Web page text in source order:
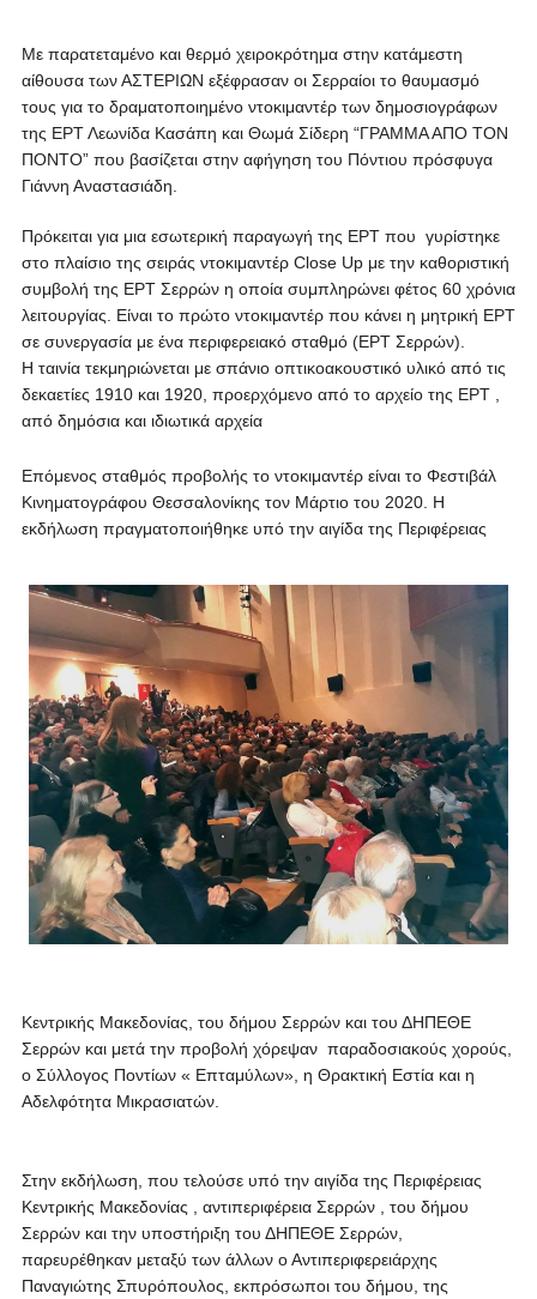
Με παρατεταμένο και θερμό χειροκρότημα στην κατάμεστη
αίθουσα των ΑΣΤΕΡΙΩΝ εξέφρασαν οι Σερραίοι το θαυμασμό
τους για το δραματοποιημένο ντοκιμαντέρ των δημοσιογράφων
της ΕΡΤ Λεωνίδα Κασάπη και Θωμά Σίδερη “ΓΡΑΜΜΑ ΑΠΟ ΤΟΝ
ΠΟΝΤΟ” που βασίζεται στην αφήγηση του Πόντιου πρόσφυγα
Γιάννη Αναστασιάδη.
Πρόκειται για μια εσωτερική παραγωγή της ΕΡΤ που γυρίστηκε
στο πλαίσιο της σειράς ντοκιμαντέρ Close Up με την καθοριστική
συμβολή της ΕΡΤ Σερρών η οποία συμπληρώνει φέτος 60 χρόνια
λειτουργίας. Είναι το πρώτο ντοκιμαντέρ που κάνει η μητρική ΕΡΤ
σε συνεργασία με ένα περιφερειακό σταθμό (ΕΡΤ Σερρών).
Η ταινία τεκμηριώνεται με σπάνιο οπτικοακουστικό υλικό από τις
δεκαετίες 1910 και 1920, προερχόμενο από το αρχείο της ΕΡΤ ,
από δημόσια και ιδιωτικά αρχεία
Επόμενος σταθμός προβολής το ντοκιμαντέρ είναι το Φεστιβάλ
Κινηματογράφου Θεσσαλονίκης τον Μάρτιο του 2020. Η
εκδήλωση πραγματοποιήθηκε υπό την αιγίδα της Περιφέρειας
Κεντρικής Μακεδονίας, του δήμου Σερρών και του ΔΗΠΕΘΕ
Σερρών και μετά την προβολή χόρεψαν παραδοσιακούς χορούς,
ο Σύλλογος Ποντίων « Επταμύλων», η Θρακτική Εστία και η
Αδελφότητα Μικρασιατών.
Στην εκδήλωση, που τελούσε υπό την αιγίδα της Περιφέρειας
Κεντρικής Μακεδονίας , αντιπεριφέρεια Σερρών , του δήμου
Σερρών και την υποστήριξη του ΔΗΠΕΘΕ Σερρών,
παρευρέθηκαν μεταξύ των άλλων ο Αντιπεριφερειάρχης
Παναγιώτης Σπυρόπουλος, εκπρόσωποι του δήμου, της